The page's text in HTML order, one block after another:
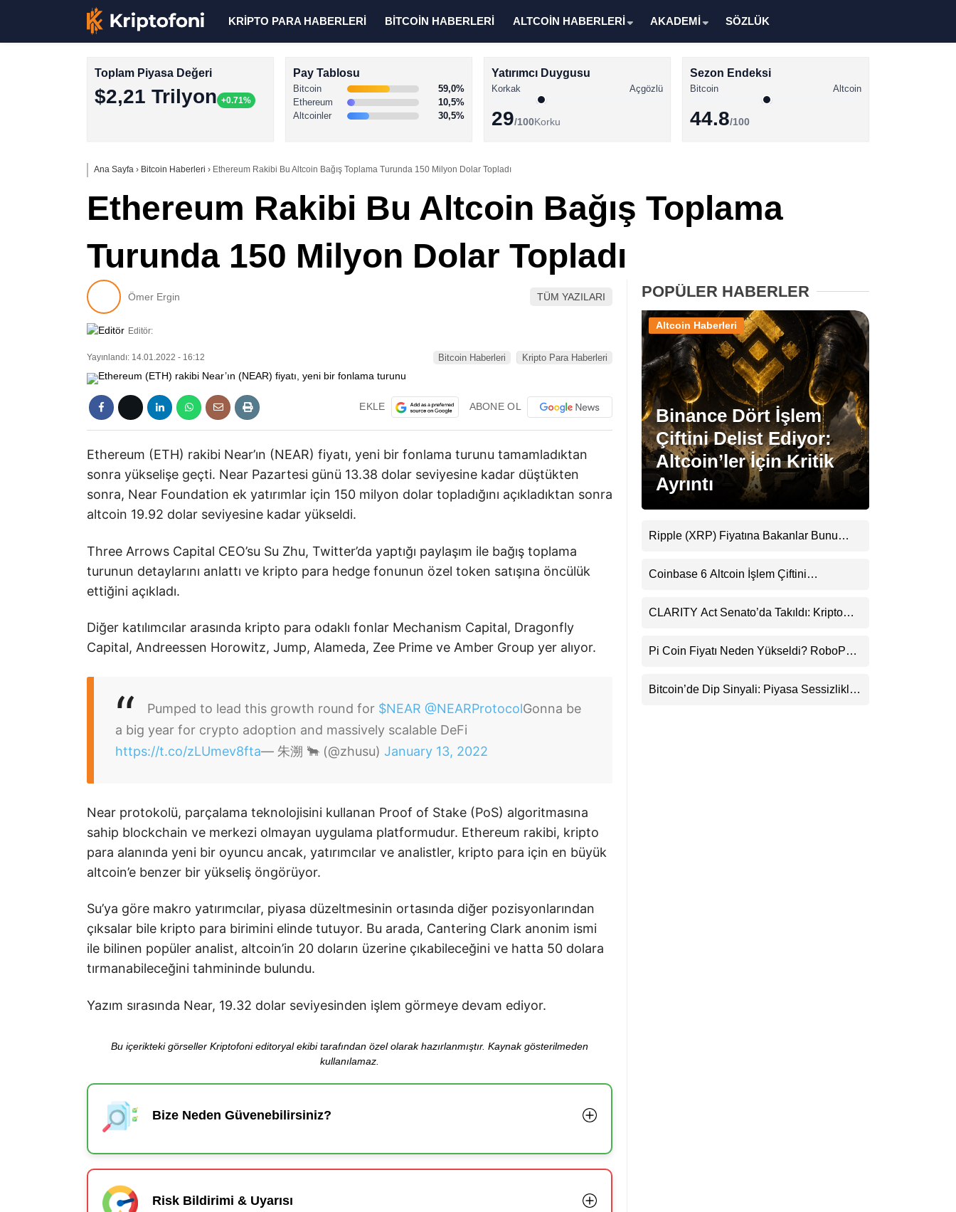
XRP Haberleri
Memecoin Haberleri
Stablecoin Haberleri
Facebook
Instagram
LinkedIn
Telegram
KRİPTO PARA HABERLERİ BİTCOİN HABERLERİ ALTCOİN HABERLERİ AKADEMİ SÖZLÜK
Toplam Piyasa Değeri
$2,21 Trilyon +0.71%
Pay Tablosu
Bitcoin
59,0%
Ethereum
10,5%
Altcoinler
30,5%
Yatırımcı Duygusu
Korkak Açgözlü
29/100Korku
Sezon Endeksi
Bitcoin Altcoin
44.8/100
Ana Sayfa › Bitcoin Haberleri › Ethereum Rakibi Bu Altcoin Bağış Toplama Turunda 150 Milyon Dolar Topladı
Ethereum Rakibi Bu Altcoin Bağış Toplama
Turunda 150 Milyon Dolar Topladı
Ömer Ergin TÜM YAZILARI
Editör:
Yayınlandı: 14.01.2022 - 16:12 Bitcoin Haberleri Kripto Para Haberleri
EKLE ABONE OL
Ethereum (ETH) rakibi Near’ın (NEAR) fiyatı, yeni bir fonlama turunu tamamladıktan
sonra yükselişe geçti. Near Pazartesi günü 13.38 dolar seviyesine kadar düştükten
sonra, Near Foundation ek yatırımlar için 150 milyon dolar topladığını açıkladıktan sonra
altcoin 19.92 dolar seviyesine kadar yükseldi.
Three Arrows Capital CEO’su Su Zhu, Twitter’da yaptığı paylaşım ile bağış toplama
turunun detaylarını anlattı ve kripto para hedge fonunun özel token satışına öncülük
ettiğini açıkladı.
Diğer katılımcılar arasında kripto para odaklı fonlar Mechanism Capital, Dragonfly
Capital, Andreessen Horowitz, Jump, Alameda, Zee Prime ve Amber Group yer alıyor.
Pumped to lead this growth round for $NEAR @NEARProtocolGonna be
a big year for crypto adoption and massively scalable DeFi
https://t.co/zLUmev8fta— 朱溯 🐂 (@zhusu) January 13, 2022
Near protokolü, parçalama teknolojisini kullanan Proof of Stake (PoS) algoritmasına
sahip blockchain ve merkezi olmayan uygulama platformudur. Ethereum rakibi, kripto
para alanında yeni bir oyuncu ancak, yatırımcılar ve analistler, kripto para için en büyük
altcoin’e benzer bir yükseliş öngörüyor.
Su’ya göre makro yatırımcılar, piyasa düzeltmesinin ortasında diğer pozisyonlarından
çıksalar bile kripto para birimini elinde tutuyor. Bu arada, Cantering Clark anonim ismi
ile bilinen popüler analist, altcoin’in 20 doların üzerine çıkabileceğini ve hatta 50 dolara
tırmanabileceğini tahmininde bulundu.
Yazım sırasında Near, 19.32 dolar seviyesinden işlem görmeye devam ediyor.
Bu içerikteki görseller Kriptofoni editoryal ekibi tarafından özel olarak hazırlanmıştır. Kaynak gösterilmeden
kullanılamaz.
Bize Neden Güvenebilirsiniz?
Risk Bildirimi & Uyarısı
POPÜLER HABERLER
Binance Dört İşlem
Çiftini Delist Ediyor:
Altcoin’ler İçin Kritik
Ayrıntı
Altcoin Haberleri
Ripple (XRP) Fiyatına Bakanlar Bunu
Uyarı
Coinbase 6 Altcoin İşlem Çiftini
CLARITY Act Senato’da Takıldı: Kripto
Pi Coin Fiyatı Neden Yükseldi? RoboPay
Destekledi
Bitcoin’de Dip Sinyali: Piyasa Sessizlikle